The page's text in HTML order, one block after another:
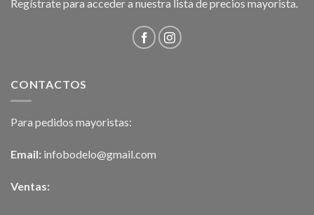
Regístrate para acceder a nuestra lista de precios mayorista.
CONTACTOS
Para pedidos mayoristas:
Email: infobodelo@gmail.com
Ventas: